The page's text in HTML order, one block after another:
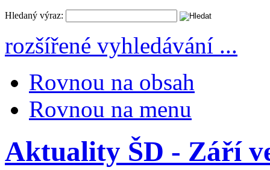
Hledaný výraz:
rozšířené vyhledávání ...
Rovnou na obsah
Rovnou na menu
Aktuality ŠD - Září